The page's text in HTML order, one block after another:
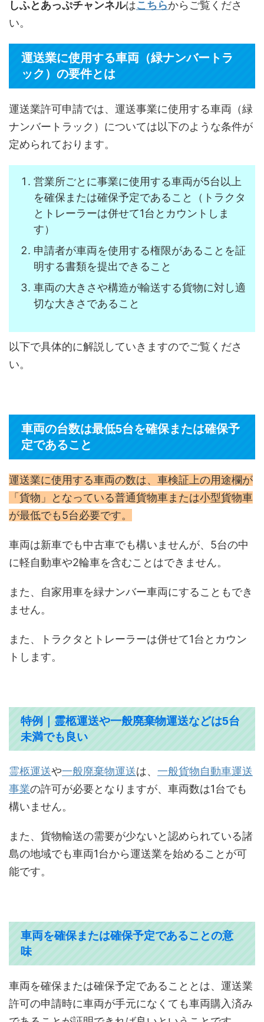
しふとあっぷチャンネルはこちらからご覧くださ
い。
運送業に使用する車両（緑ナンバートラ
ック）の要件とは
運送業許可申請では、運送事業に使用する車両（緑
ナンバートラック）については以下のような条件が
定められております。
営業所ごとに事業に使用する車両が5台以上
を確保または確保予定であること（トラクタ
とトレーラーは併せて1台とカウントしま
す）
申請者が車両を使用する権限があることを証
明する書類を提出できること
車両の大きさや構造が輸送する貨物に対し適
切な大きさであること
以下で具体的に解説していきますのでご覧くださ
い。
車両の台数は最低5台を確保または確保予
定であること
運送業に使用する車両の数は、車検証上の用途欄が
「貨物」となっている普通貨物車または小型貨物車
が最低でも5台必要です。
車両は新車でも中古車でも構いませんが、5台の中
に軽自動車や2輪車を含むことはできません。
また、自家用車を緑ナンバー車両にすることもでき
ません。
また、トラクタとトレーラーは併せて1台とカウン
トします。
特例｜霊柩運送や一般廃棄物運送などは5台
未満でも良い
霊柩運送や一般廃棄物運送は、 一般貨物自動車運送
事業の許可が必要となりますが、車両数は1台でも
構いません。
また、貨物輸送の需要が少ないと認められている諸
島の地域でも車両1台から運送業を始めることが可
能です。
車両を確保または確保予定であることの意
味
車両を確保または確保予定であることとは、運送業
許可の申請時に車両が手元になくても車両購入済み